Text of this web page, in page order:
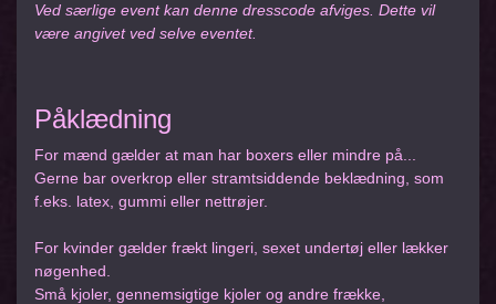
Ved særlige event kan denne dresscode afviges. Dette vil
være angivet ved selve eventet.
Påklædning
For mænd gælder at man har boxers eller mindre på...
Gerne bar overkrop eller stramtsiddende beklædning, som
f.eks. latex, gummi eller nettrøjer.
For kvinder gælder frækt lingeri, sexet undertøj eller lækker
nøgenhed.
Små kjoler, gennemsigtige kjoler og andre frække,